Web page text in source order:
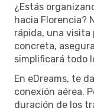
¿Estás
hacia Florencia?
rápida, una
concreta,
simplificará todo
En eDreams, te
conexión aérea.
duración de los